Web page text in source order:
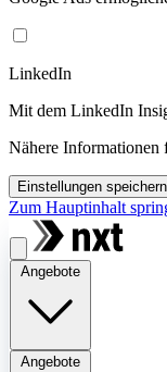
LinkedIn
Mit dem LinkedIn
Nähere Informationen
Einstellungen speichern
Zum Hauptinhalt
Angebote
Angebote